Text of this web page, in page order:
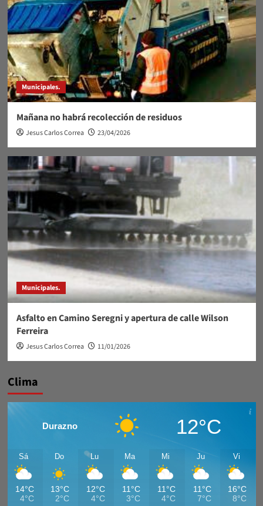
Municipales.
Mañana no habrá recolección de residuos
Jesus Carlos Correa 23/04/2026
Municipales.
Asfalto en Camino Seregni y apertura de calle Wilson
Ferreira
Jesus Carlos Correa 11/01/2026
Clima
Durazno 12°C
Sá
14°C
4°C
Do
13°C
2°C
Lu
12°C
4°C
Ma
11°C
3°C
Mi
11°C
4°C
Ju
11°C
7°C
Vi
16°C
8°C